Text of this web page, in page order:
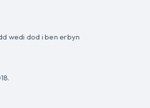
wedi dod i ben erbyn